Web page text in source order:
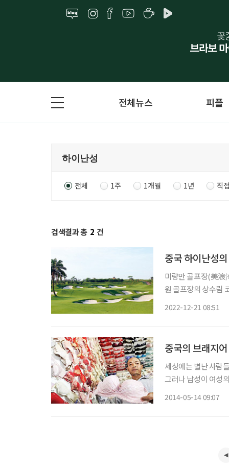
전체뉴스 피플
전체 1주 1개월 1년 직
검색결과 총 2 건
중국 하이난성
미량만 골프장(美浪
원 골프장의 상수림
2022-12-21 08:51
중국의 브래지
세상에는 별난 사람
그러나 남성이 여성
2014-05-14 09:07